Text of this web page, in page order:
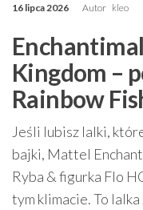
16 lipca 2026 Autor kleo
Kingdom –
Rainbow
Jeśli lubisz lalki,
bajki, Mattel
Ryba & figurka Flo
tym klimacie. To